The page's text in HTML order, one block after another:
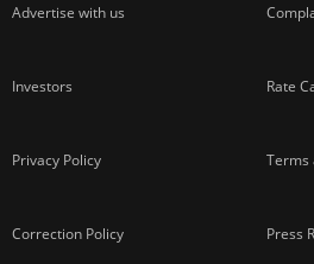
Advertise with us
Investors Rate
Privacy Policy Terms
Correction Policy Press